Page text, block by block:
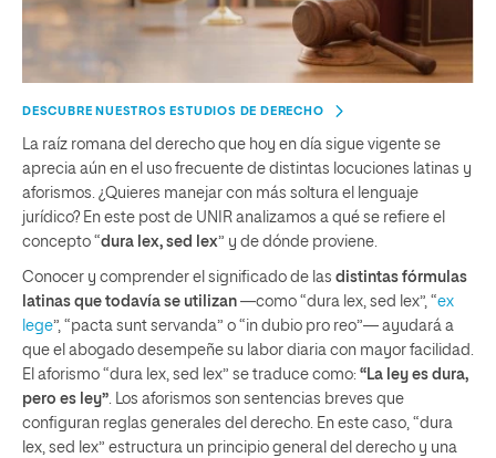
DESCUBRE NUESTROS ESTUDIOS DE DERECHO
La raíz romana del derecho que hoy en día sigue vigente se
aprecia aún en el uso frecuente de distintas locuciones latinas y
aforismos. ¿Quieres manejar con más soltura el lenguaje
jurídico? En este post de UNIR analizamos a qué se refiere el
concepto “dura lex, sed lex” y de dónde proviene.
Conocer y comprender el significado de las distintas fórmulas
latinas que todavía se utilizan —como “dura lex, sed lex”, “ex
lege”, “pacta sunt servanda” o “in dubio pro reo”— ayudará a
que el abogado desempeñe su labor diaria con mayor facilidad.
El aforismo “dura lex, sed lex” se traduce como: “La ley es dura,
pero es ley”. Los aforismos son sentencias breves que
configuran reglas generales del derecho. En este caso, “dura
lex, sed lex” estructura un principio general del derecho y una